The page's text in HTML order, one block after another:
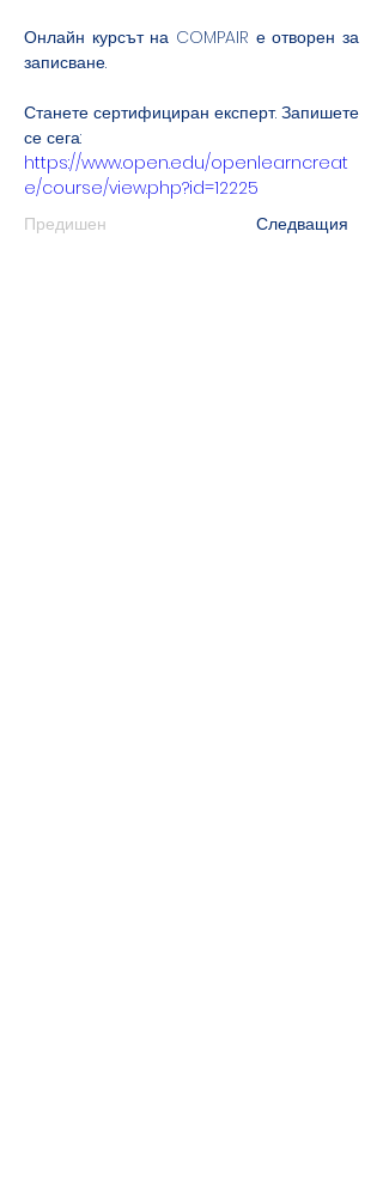
Онлайн курсът на COMPAIR е отворен за
записване.
Станете сертифициран експерт. Запишете
се сега:
https://www.open.edu/openlearncreat
e/course/view.php?id=12225
Предишен Следващия